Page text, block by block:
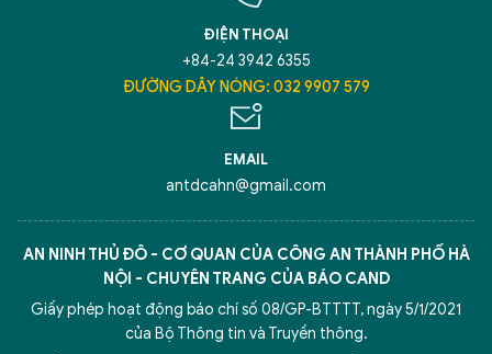
ĐIỆN THOẠI
+84-24 3942 6355
ĐƯỜNG DÂY NÓNG: 032 9907 579
EMAIL
antdcahn@gmail.com
AN NINH THỦ ĐÔ - CƠ QUAN CỦA CÔNG AN THÀNH PHỐ HÀ
NỘI - CHUYÊN TRANG CỦA BÁO CAND
Giấy phép hoạt động báo chí số 08/GP-BTTTT, ngày 5/1/2021
của Bộ Thông tin và Truyền thông.
TÔI LÀ CHATBOT CỦA
Hãy hỏi tôi bất kỳ điều gì bạn cần biết về
An Ninh Thủ Đô nhé. Tôi sẵn sàng hỗ trợ!